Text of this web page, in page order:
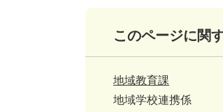
このページに関
地域教育課
地域学校連携係